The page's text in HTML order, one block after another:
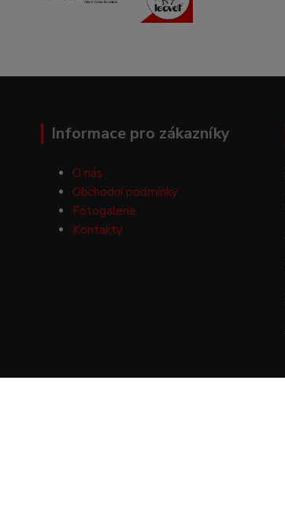
Informace pro zákazníky
O nás
Obchodní podmínky
Fotogalerie
Kontakty